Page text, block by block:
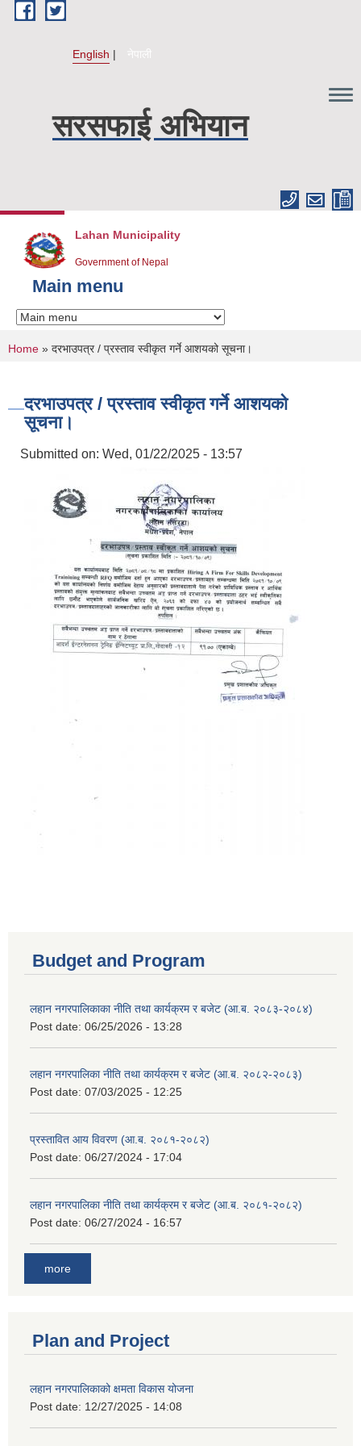
Skip to main content
English नेपाली
सरसफाई अभियान
Lahan Municipality
Government of Nepal
Main menu
You are here
Home » दरभाउपत्र / प्रस्ताव स्वीकृत गर्ने आशयको सूचना।
दरभाउपत्र / प्रस्ताव स्वीकृत गर्ने आशयको
सूचना।
Submitted on: Wed, 01/22/2025 - 13:57
Budget and Program
लहान नगरपालिकाका नीति तथा कार्यक्रम र बजेट (आ.ब. २०८३-२०८४)
Post date: 06/25/2026 - 13:28
लहान नगरपालिका नीति तथा कार्यक्रम र बजेट (आ.ब. २०८२-२०८३)
Post date: 07/03/2025 - 12:25
प्रस्तावित आय विवरण (आ.ब. २०८१-२०८२)
Post date: 06/27/2024 - 17:04
लहान नगरपालिका नीति तथा कार्यक्रम र बजेट (आ.ब. २०८१-२०८२)
Post date: 06/27/2024 - 16:57
more
Plan and Project
लहान नगरपालिकाको क्षमता विकास योजना
Post date: 12/27/2025 - 14:08